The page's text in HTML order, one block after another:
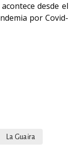
desde el
por Covid-
La Guaira